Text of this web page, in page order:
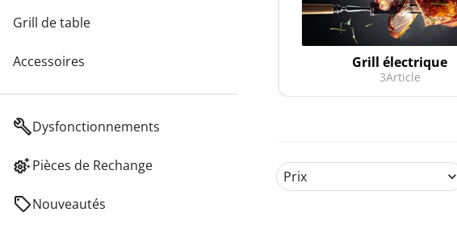
Grill de table
Accessoires
Dysfonctionnements
Pièces de Rechange
Nouveautés
Grill électrique
3Article
Prix